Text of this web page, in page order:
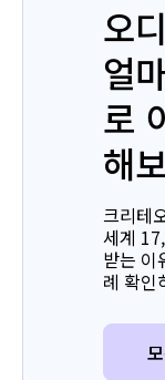
오
얼
로
해
크리테
세계
받는 이
례 확인